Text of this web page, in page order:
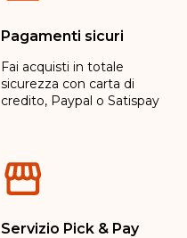
Pagamenti sicuri
Fai acquisti in totale
sicurezza con carta di
credito, Paypal o Satispay
Servizio Pick & Pay